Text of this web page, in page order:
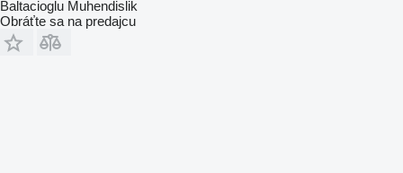
Baltacioglu Muhendislik
Obráťte sa na predajcu